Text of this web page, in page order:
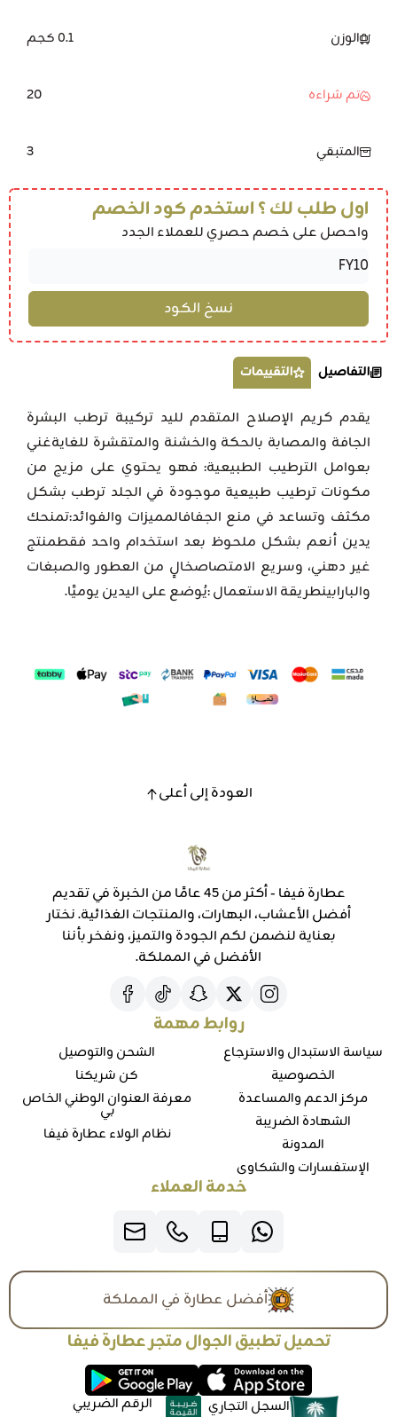
الوزن 0.1 كجم
تم شراءه 20
المتبقي 3
اول طلب لك ؟ استخدم كود الخصم
واحصل على خصم حصري للعملاء الجدد
التفاصيل التقييمات
يقدم كريم الإصلاح المتقدم لليد تركيبة ترطب البشرة
الجافة والمصابة بالحكة والخشنة والمتقشرة للغايةغني
بعوامل الترطيب الطبيعية: فهو يحتوي على مزيج من
مكونات ترطيب طبيعية موجودة في الجلد ترطب بشكل
مكثف وتساعد في منع الجفافالمميزات والفوائد:تمنحك
يدين أنعم بشكل ملحوظ بعد استخدام واحد فقطمنتج
غير دهني، وسريع الامتصاصخالٍ من العطور والصبغات
والبارابينطريقة الاستعمال :يُوضع على اليدين يوميًا.
العودة إلى أعلى
عطارة فيفا - أكثر من 45 عامًا من الخبرة في تقديم
أفضل الأعشاب، البهارات، والمنتجات الغذائية. نختار
بعناية لنضمن لكم الجودة والتميز، ونفخر بأننا
الأفضل في المملكة.
روابط مهمة
سياسة الاستبدال والاسترجاع
الخصوصية
مركز الدعم والمساعدة
الشهادة الضريبة
المدونة
الإستفسارات والشكاوي
الشحن والتوصيل
كن شريكنا
معرفة العنوان الوطني الخاص
بي
نظام الولاء عطارة فيفا
خدمة العملاء
أفضل عطارة في المملكة
تحميل تطبيق الجوال متجر عطارة فيفا
السجل التجاري
الرقم الضريبي